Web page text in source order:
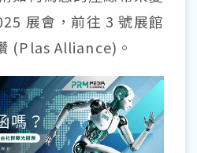
展會，前往 3 號展館
(Plas Alliance)。